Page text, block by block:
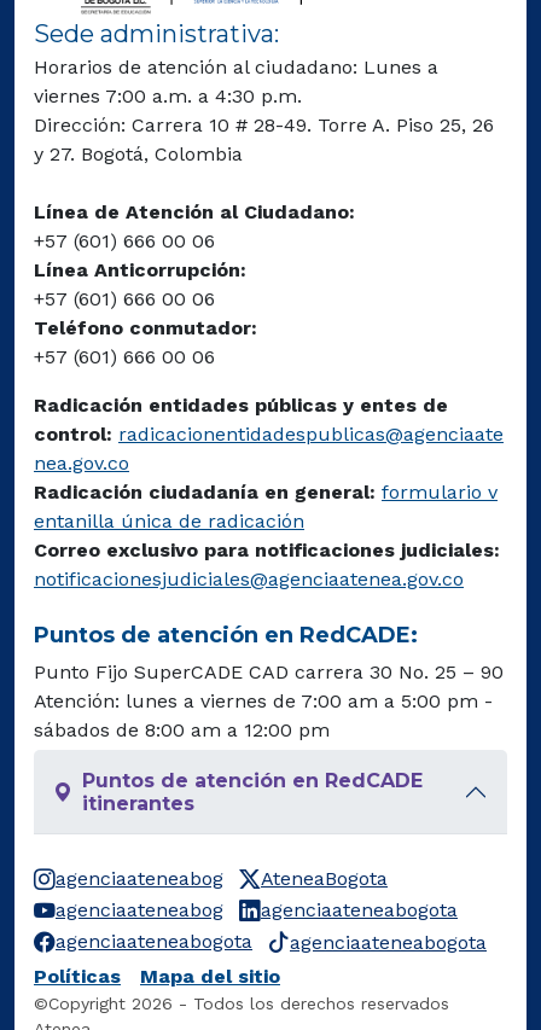
Sede administrativa:
Horarios de atención al ciudadano: Lunes a
viernes 7:00 a.m. a 4:30 p.m.
Dirección: Carrera 10 # 28-49. Torre A. Piso 25, 26
y 27. Bogotá, Colombia
Línea de Atención al Ciudadano:
+57 (601) 666 00 06
Línea Anticorrupción:
+57 (601) 666 00 06
Teléfono conmutador:
+57 (601) 666 00 06
Radicación entidades públicas y entes de
control: radicacionentidadespublicas@agenciaate
nea.gov.co
Radicación ciudadanía en general: formulario v
entanilla única de radicación
Correo exclusivo para notificaciones judiciales:
notificacionesjudiciales@agenciaatenea.gov.co
Puntos de atención en RedCADE:
Punto Fijo SuperCADE CAD carrera 30 No. 25 – 90
Atención: lunes a viernes de 7:00 am a 5:00 pm -
sábados de 8:00 am a 12:00 pm
Puntos de atención en RedCADE
itinerantes
agenciaateneabog
AteneaBogota
agenciaateneabog
agenciaateneabogota
agenciaateneabogota
agenciaateneabogota
Políticas
Mapa del sitio
©Copyright 2026 - Todos los derechos reservados